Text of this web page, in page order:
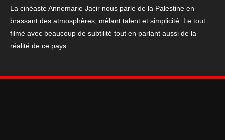
mariage
2018
La cinéaste Annemarie Jacir nous parle de la Palestine en
brassant des atmosphères, mêlant talent et simplicité. Le tout
filmé avec beaucoup de subtilité tout en parlant aussi de la
réalité de ce pays…